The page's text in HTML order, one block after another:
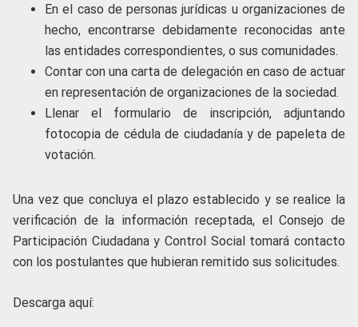
En el caso de personas jurídicas u organizaciones de
hecho, encontrarse debidamente reconocidas ante
las entidades correspondientes, o sus comunidades.
Contar con una carta de delegación en caso de actuar
en representación de organizaciones de la sociedad.
Llenar el formulario de inscripción, adjuntando
fotocopia de cédula de ciudadanía y de papeleta de
votación.
Una vez que concluya el plazo establecido y se realice la
verificación de la información receptada, el Consejo de
Participación Ciudadana y Control Social tomará contacto
con los postulantes que hubieran remitido sus solicitudes.
Descarga aquí: